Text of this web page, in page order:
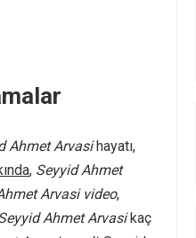
Ahmet Arvasihayatı,
, Seyyid Ahmet
Arvasi video,
Ahmet Arvasikaç